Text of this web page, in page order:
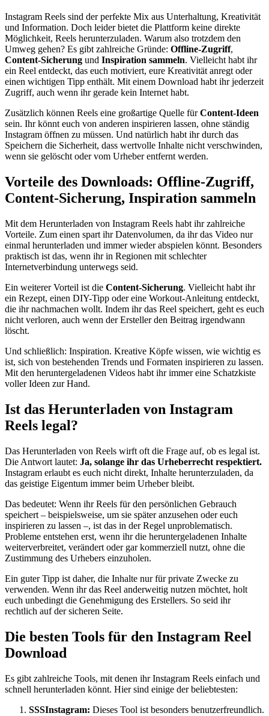
Instagram Reels sind der perfekte Mix aus Unterhaltung, Kreativität
und Information. Doch leider bietet die Plattform keine direkte
Möglichkeit, Reels herunterzuladen. Warum also trotzdem den
Umweg gehen? Es gibt zahlreiche Gründe: Offline-Zugriff,
Content-Sicherung und Inspiration sammeln. Vielleicht habt ihr
ein Reel entdeckt, das euch motiviert, eure Kreativität anregt oder
einen wichtigen Tipp enthält. Mit einem Download habt ihr jederzeit
Zugriff, auch wenn ihr gerade kein Internet habt.
Zusätzlich können Reels eine großartige Quelle fürContent-Ideen
sein. Ihr könnt euch von anderen inspirieren lassen, ohne ständig
Instagram öffnen zu müssen. Und natürlich habt ihr durch das
Speichern die Sicherheit, dass wertvolle Inhalte nicht verschwinden,
wenn sie gelöscht oder vom Urheber entfernt werden.
Vorteile des Downloads: Offline-Zugriff,
Content-Sicherung, Inspiration sammeln
Mit dem Herunterladen von Instagram Reels habt ihr zahlreiche
Vorteile. Zum einen spart ihr Datenvolumen, da ihr das Video nur
einmal herunterladen und immer wieder abspielen könnt. Besonders
praktisch ist das, wenn ihr in Regionen mit schlechter
Internetverbindung unterwegs seid.
Ein weiterer Vorteil ist die Content-Sicherung. Vielleicht habt ihr
ein Rezept, einen DIY-Tipp oder eine Workout-Anleitung entdeckt,
die ihr nachmachen wollt. Indem ihr das Reel speichert, geht es euch
nicht verloren, auch wenn der Ersteller den Beitrag irgendwann
löscht.
Und schließlich: Inspiration. Kreative Köpfe wissen, wie wichtig es
ist, sich von bestehenden Trends und Formaten inspirieren zu lassen.
Mit den heruntergeladenen Videos habt ihr immer eine Schatzkiste
voller Ideen zur Hand.
Ist das Herunterladen von Instagram
Reels legal?
Das Herunterladen von Reels wirft oft die Frage auf, ob es legal ist.
Die Antwort lautet: Ja, solange ihr das Urheberrecht respektiert.
Instagram erlaubt es euch nicht direkt, Inhalte herunterzuladen, da
das geistige Eigentum immer beim Urheber bleibt.
Das bedeutet: Wenn ihr Reels für den persönlichen Gebrauch
speichert – beispielsweise, um sie später anzusehen oder euch
inspirieren zu lassen –, ist das in der Regel unproblematisch.
Probleme entstehen erst, wenn ihr die heruntergeladenen Inhalte
weiterverbreitet, verändert oder gar kommerziell nutzt, ohne die
Zustimmung des Urhebers einzuholen.
Ein guter Tipp ist daher, die Inhalte nur für private Zwecke zu
verwenden. Wenn ihr das Reel anderweitig nutzen möchtet, holt
euch unbedingt die Genehmigung des Erstellers. So seid ihr
rechtlich auf der sicheren Seite.
Die besten Tools für den Instagram Reel
Download
Es gibt zahlreiche Tools, mit denen ihr Instagram Reels einfach und
schnell herunterladen könnt. Hier sind einige der beliebtesten:
SSSInstagram: Dieses Tool ist besonders benutzerfreundlich.